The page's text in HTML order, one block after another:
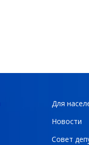
Для
Новости
Совет